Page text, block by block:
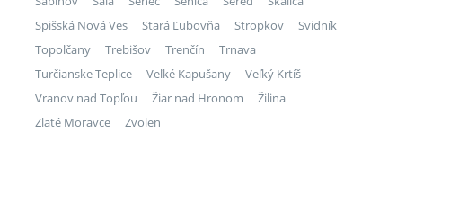
Spišská Nová Ves
Stará Ľubovňa Stropkov
Svidník
Topoľčany
Trebišov Trenčín
Trnava
Turčianske Teplice
Veľké Kapušany
Veľký Krtíš
Vranov nad Topľou
Žiar nad Hronom
Žilina
Zlaté Moravce
Zvolen